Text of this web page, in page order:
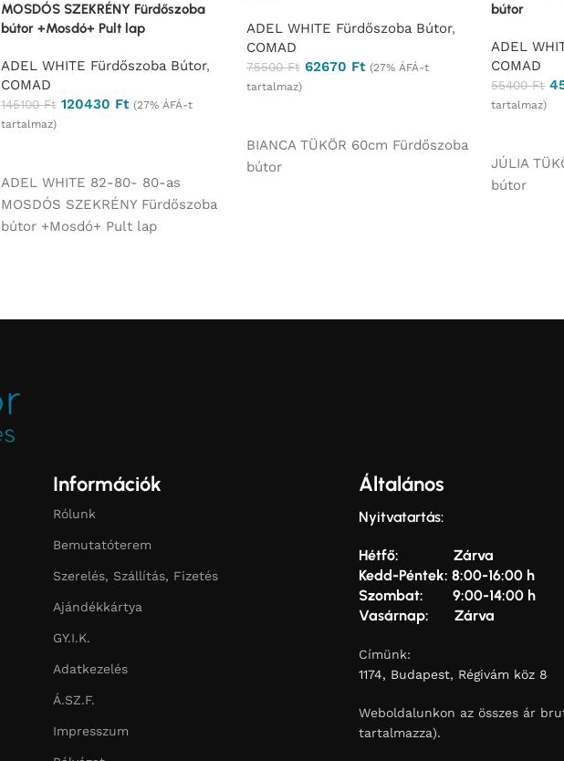
MOSDÓS SZEKRÉNY Fürdőszoba
bútor +Mosdó+ Pult lap
ADEL WHITE Fürdőszoba Bútor,
COMAD
145100Ft 120430 Ft (27% ÁFÁ-t
tartalmaz)
ADEL WHITE 82-80- 80-as
MOSDÓS SZEKRÉNY Fürdőszoba
bútor +Mosdó+ Pult lap
ADEL WHITE Fürdőszoba Bútor,
COMAD
75500Ft 62670 Ft (27% ÁFÁ-t
tartalmaz)
BIANCA TÜKÖR 60cm Fürdőszoba
bútor
bútor
ADEL
COMAD
55400Ft
tartalmaz)
JÚLIA
bútor
Információk
Rólunk
Bemutatóterem
Szerelés, Szállítás, Fizetés
Ajándékkártya
GY.I.K.
Adatkezelés
Á.SZ.F.
Impresszum
Általános
Nyitvatartás:
Hétfő: Zárva
Kedd-Péntek: 8:00-16:00 h
Szombat: 9:00-14:00 h
Vasárnap: Zárva
Címünk:
1174, Budapest, Régivám köz 8
Weboldalunkon az összes ár
tartalmazza).